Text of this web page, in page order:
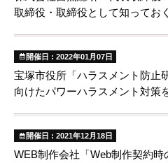
取締役・取締役として知ってお
開催日 : 2022年01月07日
宝塚市役所「ハラスメント防止
向けたパワーハラスメント対策
開催日 : 2021年12月18日
WEB制作会社「Web制作契約